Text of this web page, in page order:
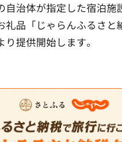
自治体が指定した宿泊施
礼品「じゃらんふるさと
り提供開始します。